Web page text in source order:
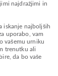
najdražjimi in
iskanje najboljših
uporabo, vam
vašemu urniku
trenutku ali
da bo vaše